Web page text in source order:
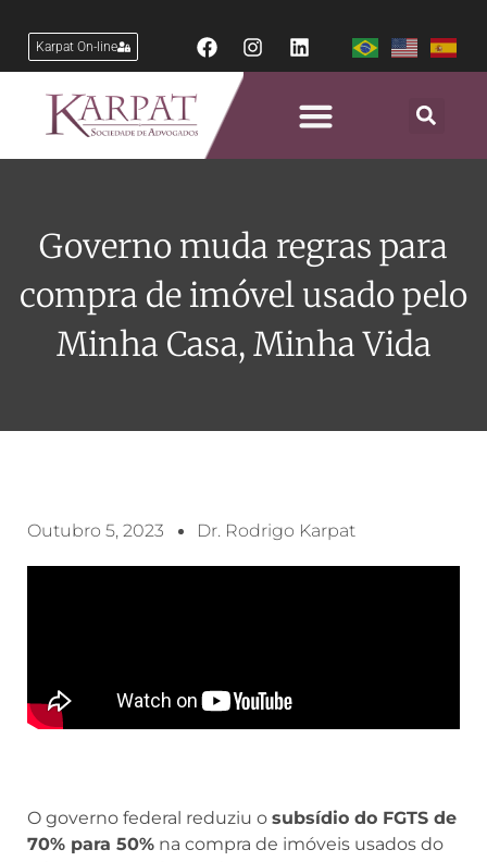
Karpat On-line
Governo muda regras para
compra de imóvel usado pelo
Minha Casa, Minha Vida
Outubro 5, 2023 Dr. Rodrigo Karpat
O governo federal reduziu o subsídio do FGTS de
70% para 50% na compra de imóveis usados do